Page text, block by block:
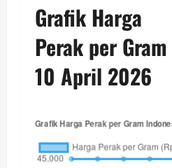
Grafik Harga
Perak per Gram
10 April 2026